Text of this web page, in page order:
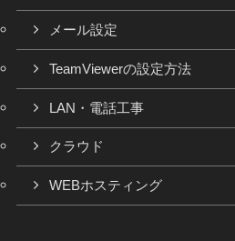
メール設定
TeamViewerの設定方法
LAN・電話工事
クラウド
WEBホスティング